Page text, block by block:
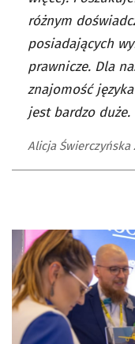
różnym
posiadających
prawnicze. Dla
znajomość
jest bardzo duże.
Alicja Świerczyńska